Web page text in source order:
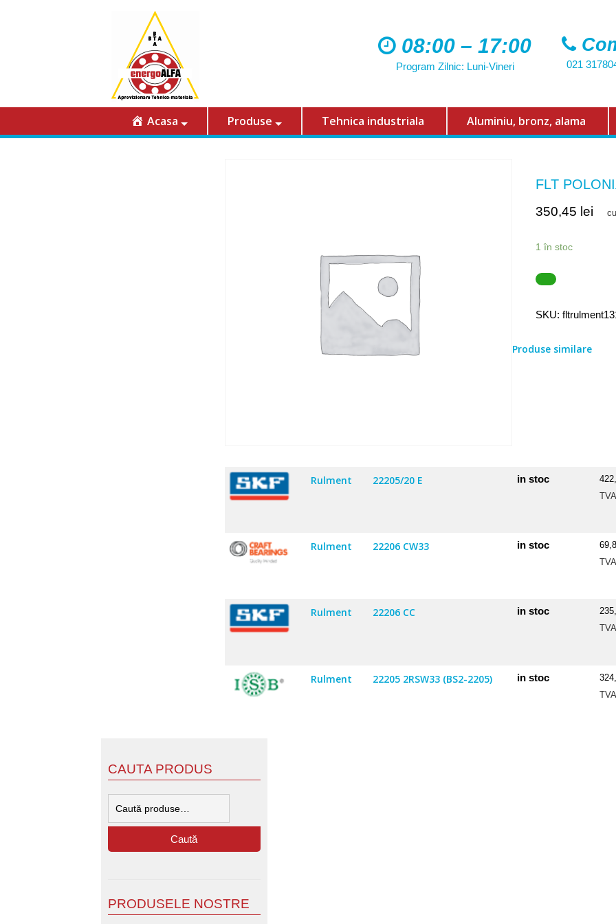
08:00 – 17:00
Program Zilnic: Luni-Vineri 021
Acasa Produse Tehnica industriala Aluminiu, bronz, alama
FLT
350,45 lei
1 în stoc
SKU:
Produse similare
Rulment 22205/20 E in stoc
TVA
Rulment 22206 CW33 in stoc
TVA
Rulment 22206 CC in stoc
TVA
Rulment 22205 2RSW33 (BS2-2205) in stoc
TVA
CAUTA PRODUS
Caută
PRODUSELE NOSTRE